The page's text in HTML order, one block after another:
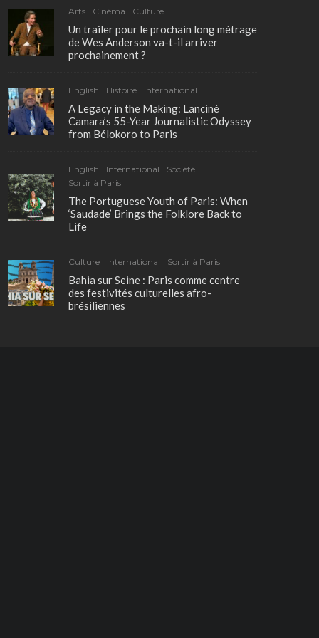
Arts Cinéma Culture
Un trailer pour le prochain long métrage
de Wes Anderson va-t-il arriver
prochainement ?
English Histoire International
A Legacy in the Making: Lanciné
Camara’s 55-Year Journalistic Odyssey
from Bélokoro to Paris
English International
Société
Sortir à Paris
The Portuguese Youth of Paris: When
‘Saudade’ Brings the Folklore Back to
Life
Culture International Sortir à Paris
Bahia sur Seine : Paris comme centre
des festivités culturelles afro-
brésiliennes